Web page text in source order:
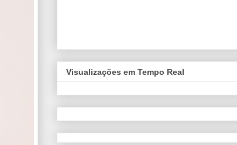
Visualizações em Tempo Real